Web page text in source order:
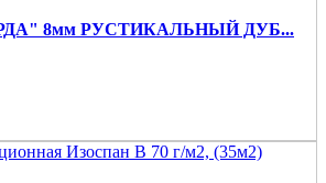
8мм РУСТИКАЛЬНЫЙ ДУБ...